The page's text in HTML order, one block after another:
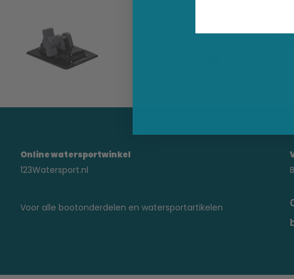
Quick
2 Op voorraad:
Online watersportwinkel
123Watersport.nl
Voor alle bootonderdelen en watersportartikelen